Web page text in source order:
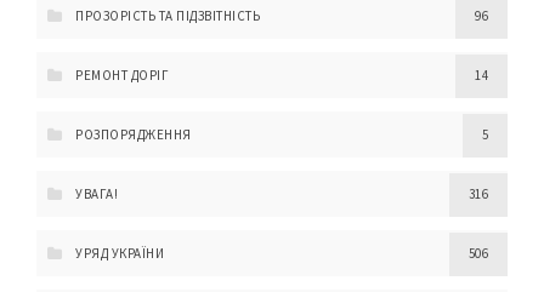
ПРОЗОРІСТЬ ТА ПІДЗВІТНІСТЬ 96
РЕМОНТ ДОРІГ 14
РОЗПОРЯДЖЕННЯ 5
УВАГА! 316
УРЯД УКРАЇНИ 506